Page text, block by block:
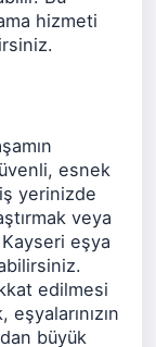
hizmeti
esnek
yerinizde
veya
Kayseri eşya
edilmesi
büyük